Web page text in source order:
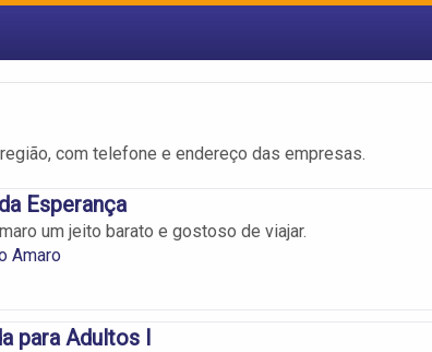
com telefone e endereço das empresas.
Esperança
um jeito barato e gostoso de viajar.
Amaro
para Adultos I